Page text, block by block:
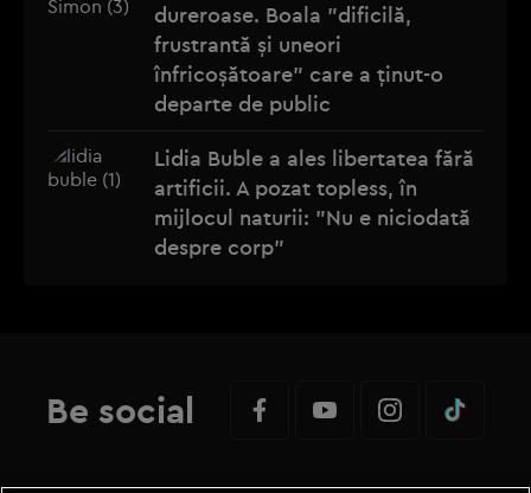
dureroase. Boala "dificilă,
frustrantă și uneori
înfricoșătoare" care a ținut-o
departe de public
Lidia Buble a ales libertatea fără
artificii. A pozat topless, în
mijlocul naturii: "Nu e niciodată
despre corp"
Be social